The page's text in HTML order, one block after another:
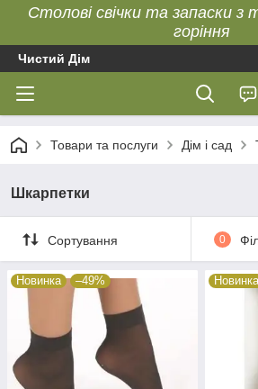
Столові свічки та запаски з
горіння
Чистий Дім
Товари та послуги Дім і сад
Шкарпетки
Сортування 0
Новинка –49% Новинка